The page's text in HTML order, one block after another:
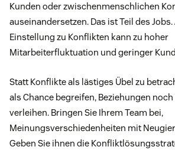
Kunden oder zwischenmenschlichen
auseinandersetzen. Das ist Teil des
Einstellung zu Konflikten kann zu hoher
Mitarbeiterfluktuation und geringer
Statt Konflikte als lästiges Übel zu
als Chance begreifen, Beziehungen
verleihen. Bringen Sie Ihrem Team bei,
Meinungsverschiedenheiten mit
Geben Sie ihnen die